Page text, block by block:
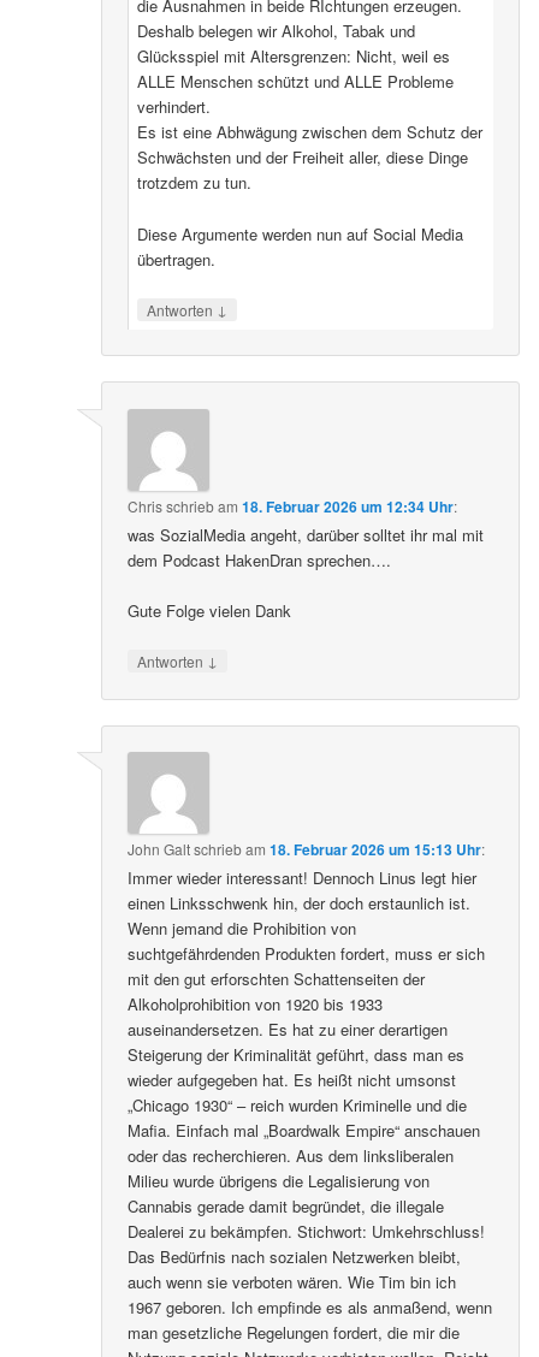
die Ausnahmen in beide RIchtungen erzeugen.
Deshalb belegen wir Alkohol, Tabak und
Glücksspiel mit Altersgrenzen: Nicht, weil es
ALLE Menschen schützt und ALLE Probleme
verhindert.
Es ist eine Abhwägung zwischen dem Schutz der
Schwächsten und der Freiheit aller, diese Dinge
trotzdem zu tun.
Diese Argumente werden nun auf Social Media
übertragen.
Antworten ↓
Chrisschriebam18. Februar 2026 um 12:34 Uhr:
was SozialMedia angeht, darüber solltet ihr mal mit
dem Podcast HakenDran sprechen….
Gute Folge vielen Dank
Antworten ↓
John Galtschriebam18. Februar 2026 um 15:13 Uhr:
Immer wieder interessant! Dennoch Linus legt hier
einen Linksschwenk hin, der doch erstaunlich ist.
Wenn jemand die Prohibition von
suchtgefährdenden Produkten fordert, muss er sich
mit den gut erforschten Schattenseiten der
Alkoholprohibition von 1920 bis 1933
auseinandersetzen. Es hat zu einer derartigen
Steigerung der Kriminalität geführt, dass man es
wieder aufgegeben hat. Es heißt nicht umsonst
„Chicago 1930“ – reich wurden Kriminelle und die
Mafia. Einfach mal „Boardwalk Empire“ anschauen
oder das recherchieren. Aus dem linksliberalen
Milieu wurde übrigens die Legalisierung von
Cannabis gerade damit begründet, die illegale
Dealerei zu bekämpfen. Stichwort: Umkehrschluss!
Das Bedürfnis nach sozialen Netzwerken bleibt,
auch wenn sie verboten wären. Wie Tim bin ich
1967 geboren. Ich empfinde es als anmaßend, wenn
man gesetzliche Regelungen fordert, die mir die